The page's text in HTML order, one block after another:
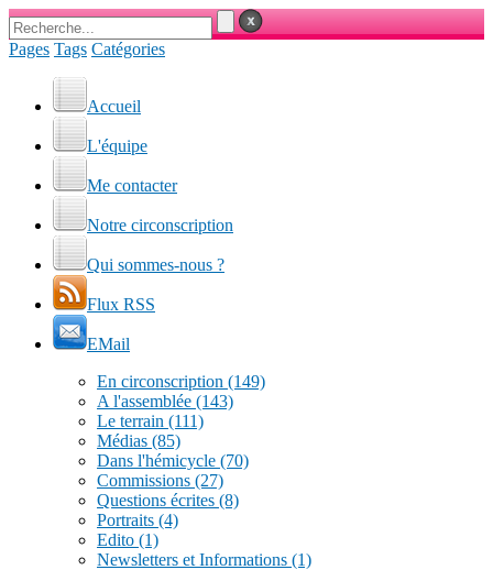
Pages Tags Catégories
Accueil
L'équipe
Me contacter
Notre circonscription
Qui sommes-nous ?
Flux RSS
EMail
En circonscription (149)
A l'assemblée (143)
Le terrain (111)
Médias (85)
Dans l'hémicycle (70)
Commissions (27)
Questions écrites (8)
Portraits (4)
Edito (1)
Newsletters et Informations (1)